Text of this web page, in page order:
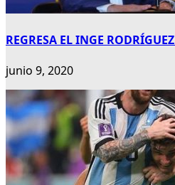
REGRESA EL INGE
junio 9, 2020